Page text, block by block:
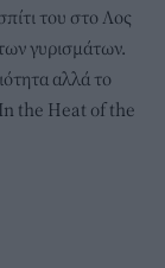
του στο Λος
γυρισμάτων.
αλλά το
the Heat of the